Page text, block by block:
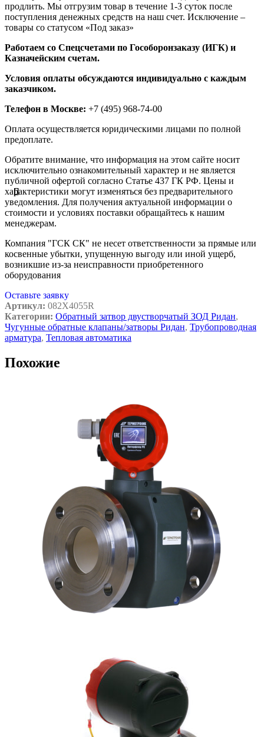
продлить. Мы отгрузим товар в течение 1-3 суток после
поступления денежных средств на наш счет. Исключение –
товары со статусом «Под заказ»
Работаем со Спецсчетами по Гособоронзаказу (ИГК) и
Казначейским счетам.
Условия оплаты обсуждаются индивидуально с каждым
заказчиком.
Телефон в Москве: +7 (495) 968-74-00
Оплата осуществляется юридическими лицами по полной
предоплате.
Обратите внимание, что информация на этом сайте носит
исключительно ознакомительный характер и не является
публичной офертой согласно Статье 437 ГК РФ. Цены и
характеристики могут изменяться без предварительного
уведомления. Для получения актуальной информации о
стоимости и условиях поставки обращайтесь к нашим
менеджерам.
Компания "ГСК СК" не несет ответственности за прямые или
косвенные убытки, упущенную выгоду или иной ущерб,
возникшие из-за неисправности приобретенного
оборудования
Оставьте заявку
Артикул: 082X4055R
Категории: Обратный затвор двустворчатый ЗОД Ридан,
Чугунные обратные клапаны/затворы Ридан, Трубопроводная
арматура, Тепловая автоматика
Похожие